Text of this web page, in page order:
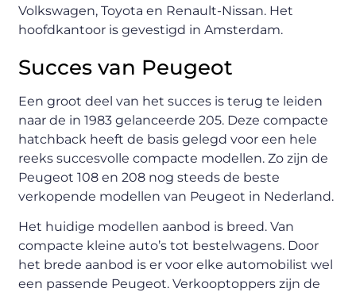
Volkswagen, Toyota en Renault-Nissan. Het
hoofdkantoor is gevestigd in Amsterdam.
Succes van Peugeot
Een groot deel van het succes is terug te leiden
naar de in 1983 gelanceerde 205. Deze compacte
hatchback heeft de basis gelegd voor een hele
reeks succesvolle compacte modellen. Zo zijn de
Peugeot 108 en 208 nog steeds de beste
verkopende modellen van Peugeot in Nederland.
Het huidige modellen aanbod is breed. Van
compacte kleine auto’s tot bestelwagens. Door
het brede aanbod is er voor elke automobilist wel
een passende Peugeot. Verkooptoppers zijn de